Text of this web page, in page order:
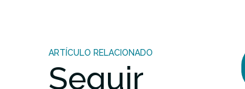
ARTÍCULO RELACIONADO
Seguir